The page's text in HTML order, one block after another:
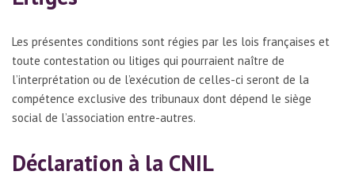
Les présentes conditions sont régies par les lois françaises et
toute contestation ou litiges qui pourraient naître de
l’interprétation ou de l’exécution de celles-ci seront de la
compétence exclusive des tribunaux dont dépend le siège
social de l’association entre-autres.
Déclaration à la CNIL